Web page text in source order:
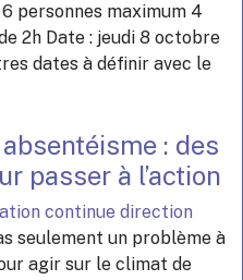
personnes maximum 4
2h Date : jeudi 8 octobre
dates à définir avec le
: des
passer à l’action
continue direction
seulement un problème à
agir sur le climat de